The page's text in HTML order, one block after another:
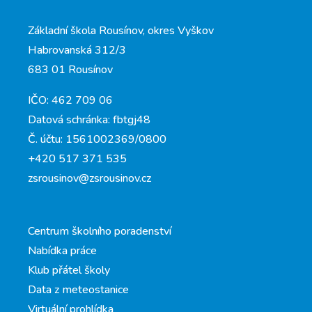
Základní škola Rousínov, okres Vyškov
Habrovanská 312/3
683 01 Rousínov
IČO: 462 709 06
Datová schránka: fbtgj48
Č. účtu: 1561002369/0800
+420 517 371 535
zsrousinov@zsrousinov.cz
Centrum školního poradenství
Nabídka práce
Klub přátel školy
Data z meteostanice